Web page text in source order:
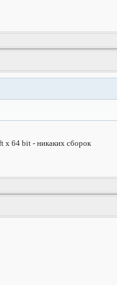
x 64 bit - никаких сборок